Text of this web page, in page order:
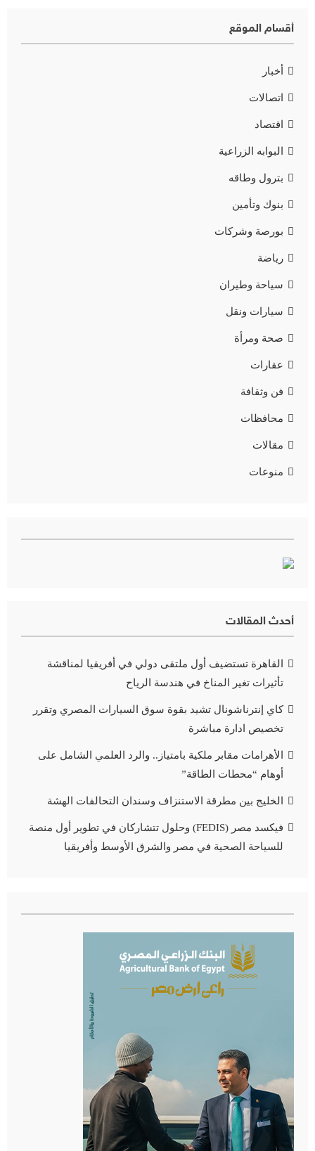
أقسام الموقع
أخبار
اتصالات
اقتصاد
البوابه الزراعية
بترول وطاقه
بنوك وتأمين
بورصة وشركات
رياضة
سياحة وطيران
سيارات ونقل
صحة ومرأة
عقارات
فن وثقافة
محافظات
مقالات
منوعات
أحدث المقالات
القاهرة تستضيف أول ملتقى دولي في أفريقيا لمناقشة
تأثيرات تغير المناخ في هندسة الرياح
كاي إنترناشونال تشيد بقوة سوق السيارات المصري وتقرر
تخصيص ادارة مباشرة
الأهرامات مقابر ملكية بامتياز.. والرد العلمي الشامل على
أوهام “محطات الطاقة”
الخليج بين مطرقة الاستنزاف وسندان التحالفات الهشة
فيكسد مصر (FEDIS) وحلول تتشاركان في تطوير أول منصة
للسياحة الصحية في مصر والشرق الأوسط وأفريقيا